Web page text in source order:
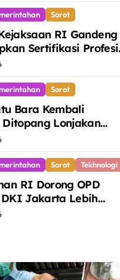
Sorot
RI Gandeng
Sertifikasi Profesi
Sorot
Bara Kembali
Ditopang Lonjakan
dan Pasokan Ketat
Sorot Tekhnologi
RI Dorong OPD
Jakarta Lebih
Hadapi Keluhan Publik